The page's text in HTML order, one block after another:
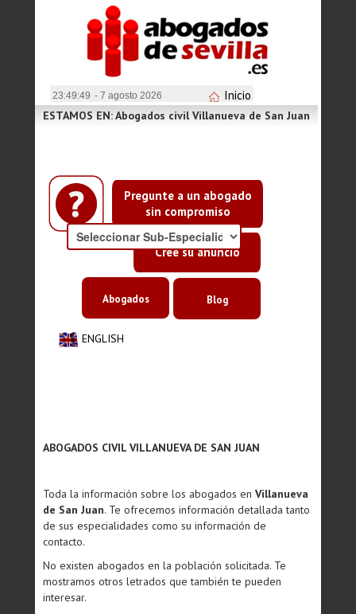
23:49:49 - 7 agosto 2026 Inicio
Pregunte a un abogado
sin compromiso
Cree su anuncio
ESTAMOS EN: Abogados civil Villanueva de San Juan
ENGLISH
Abogados Blog
ABOGADOS CIVIL VILLANUEVA DE SAN JUAN
Toda la información sobre los abogados en Villanueva
de San Juan. Te ofrecemos información detallada tanto
de sus especialidades como su información de
contacto.
No existen abogados en la población solicitada. Te
mostramos otros letrados que también te pueden
interesar.